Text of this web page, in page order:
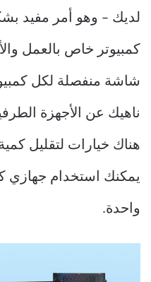
لديك – وهو أمر مفيد
كمبيوتر خاص بالعمل
شاشة منفصلة لكل
ناهيك عن الأجهزة
هناك خيارات لتقليل
يمكنك استخدام
واحدة.